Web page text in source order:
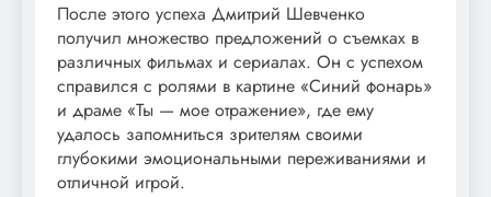
После этого успеха Дмитрий Шевченко
получил множество предложений о съемках в
различных фильмах и сериалах. Он с успехом
справился с ролями в картине «Синий фонарь»
и драме «Ты — мое отражение», где ему
удалось запомниться зрителям своими
глубокими эмоциональными переживаниями и
отличной игрой.